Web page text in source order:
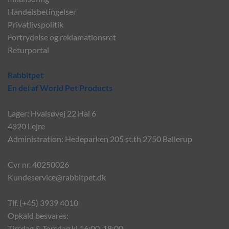
Handelsbetingelser
Privatlivspolitik
Fortrydelse og reklamationsret
Returportal
Rabbitpet
En del af World Pet Products
Lager: Hvalsøvej 22 Hal 6
4320 Lejre
Administration: Hedeparken 205 st.th 2750 Ballerup
Cvr nr. 40250026
Kundeservice@rabbitpet.dk
Tlf. (+45) 3939 4010
Opkald besvares: